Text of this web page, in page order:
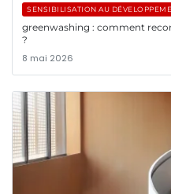
SENSIBILISATION AU
greenwashing : comment
?
8 mai 2026